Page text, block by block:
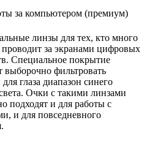
за компьютером (премиум)
линзы для тех, кто много
за экранами цифровых
Специальное покрытие
выборочно фильтровать
глаза диапазон синего
Очки с такими линзами
подходят и для работы с
и для повседневного